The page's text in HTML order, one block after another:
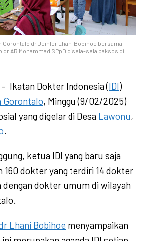
Gorontalo dr Jeinfer Lhani Bobihoe bersama
dr AR Mohammad SPpD disela-sela baksos di
– Ikatan Dokter Indonesia (IDI)
Gorontalo, Minggu (9/02/2025)
yang digelar di Desa Lawonu,
.
ketua IDI yang baru saja
dokter yang terdiri 14 dokter
dengan dokter umum di wilayah
Lhani Bobihoe menyampaikan